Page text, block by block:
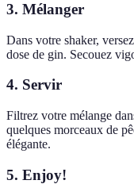
3. Mélanger
Dans votre shaker,
dose de gin. Secouez
4. Servir
Filtrez votre mélange
quelques morceaux de
élégante.
5. Enjoy!